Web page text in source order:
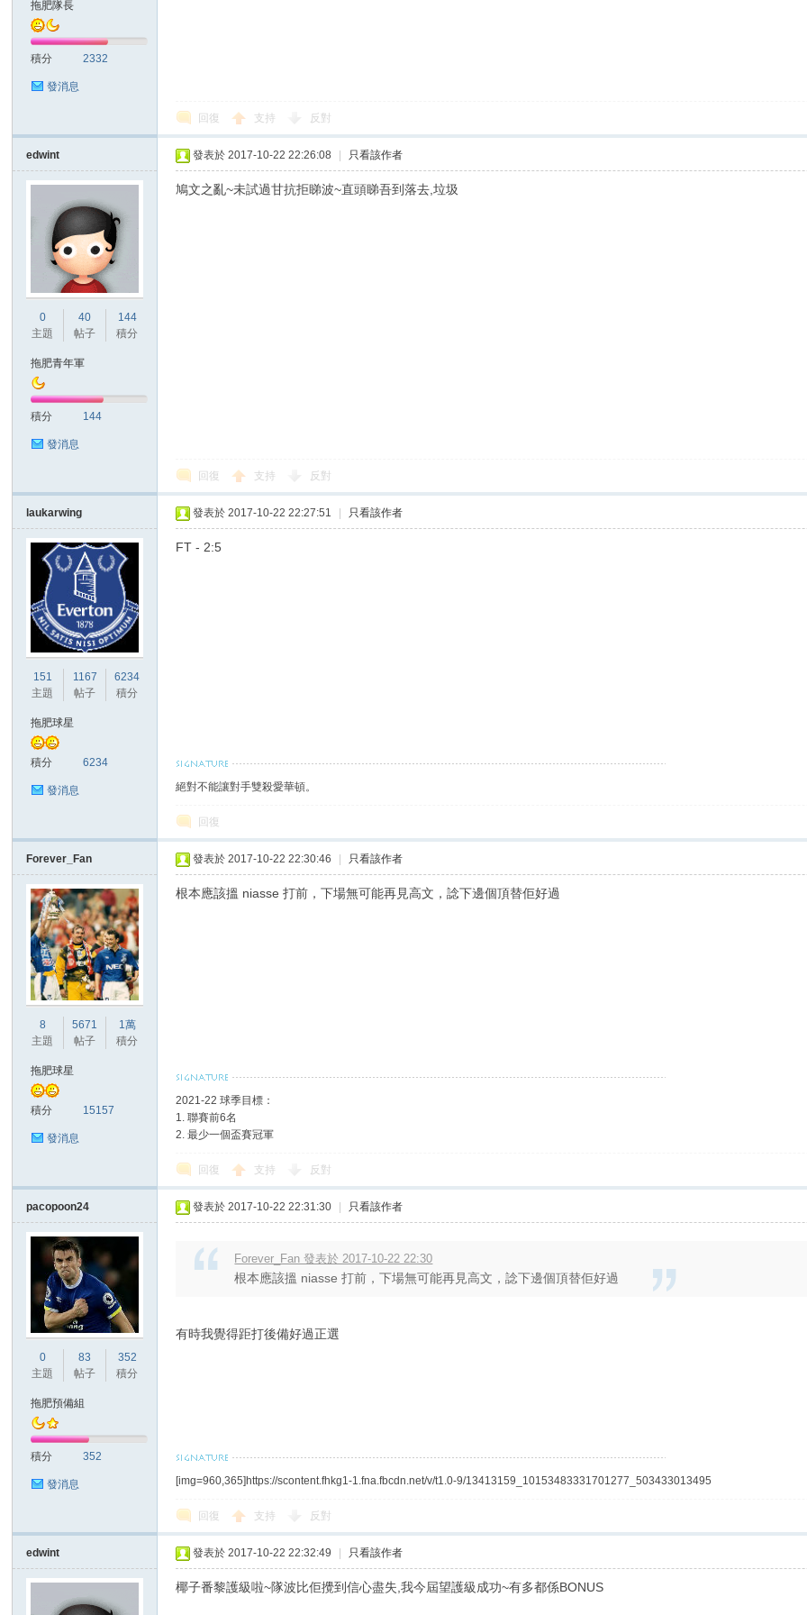
拖肥隊長
積分 2332
發消息
回復 支持 反對
edwint
0
主題
40
帖子
144
積分
拖肥青年軍
積分 144
發消息
發表於 2017-10-22 22:26:08 只看該作者
鳩文之亂~未試過甘抗拒睇波~直頭睇吾到落去,垃圾
回復 支持 反對
laukarwing
151
主題
1167
帖子
6234
積分
拖肥球星
積分 6234
發消息
發表於 2017-10-22 22:27:51 只看該作者
FT - 2:5
絕對不能讓對手雙殺愛華頓。
回復
Forever_Fan
8
主題
5671
帖子
1萬
積分
拖肥球星
積分 15157
發消息
發表於 2017-10-22 22:30:46 只看該作者
根本應該搵 niasse 打前，下場無可能再見高文，諗下邊個頂替佢好過
2021-22 球季目標：
1. 聯賽前6名
2. 最少一個盃賽冠軍
回復 支持 反對
pacopoon24
0
主題
83
帖子
352
積分
拖肥預備組
積分 352
發消息
發表於 2017-10-22 22:31:30 只看該作者
Forever_Fan 發表於 2017-10-22 22:30
根本應該搵 niasse 打前，下場無可能再見高文，諗下邊個頂替佢好過
有時我覺得距打後備好過正選
[img=960,365]https://scontent.fhkg1-1.fna.fbcdn.net/v/t1.0-9/13413159_10153483331701277_503433013495
回復 支持 反對
edwint 發表於 2017-10-22 22:32:49 只看該作者
椰子番黎護級啦~隊波比佢攪到信心盡失,我今屆望護級成功~有多都係BONUS